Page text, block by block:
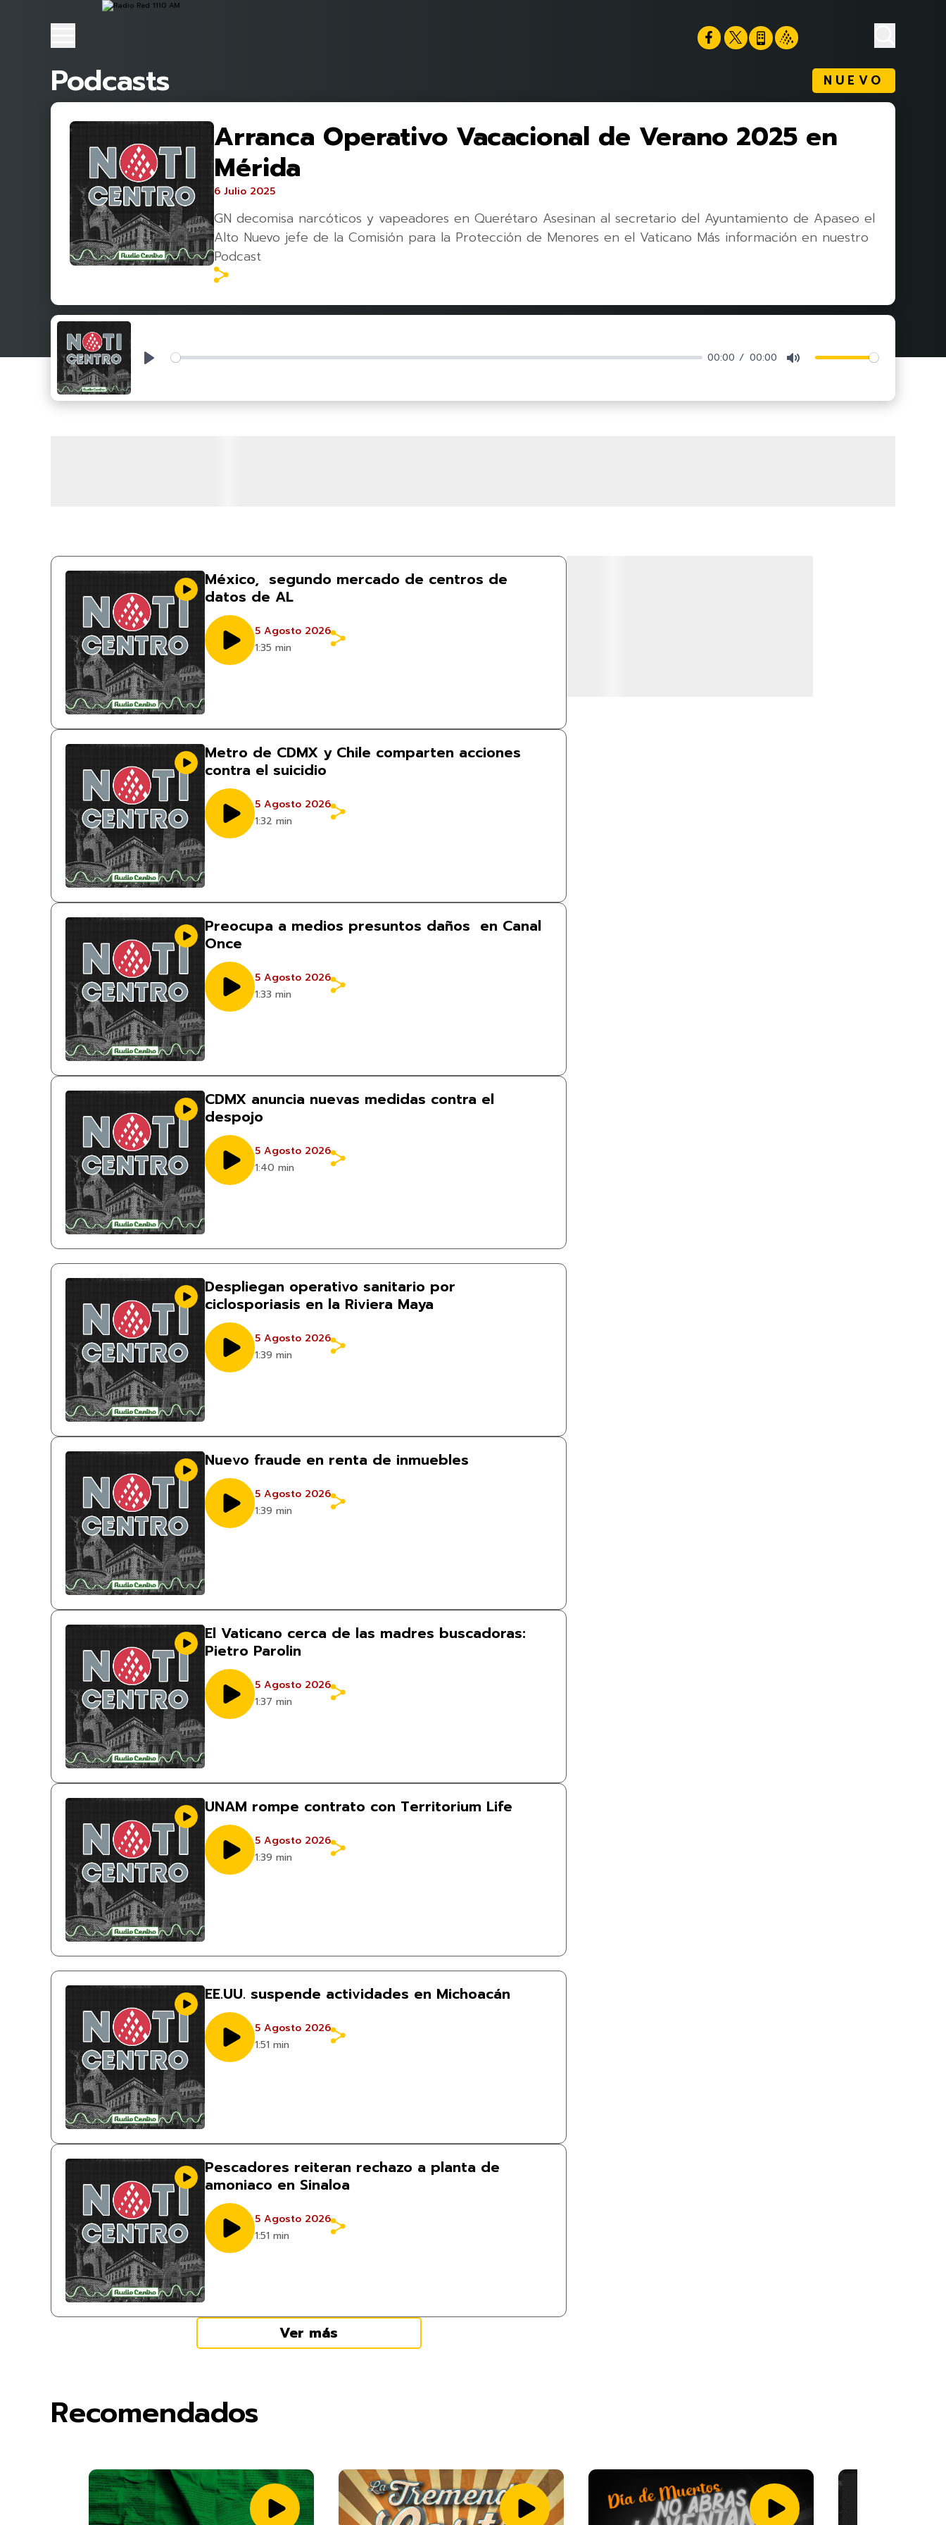
Podcasts NUEVO
Arranca Operativo Vacacional de Verano 2025 en
Mérida
6 Julio 2025
GN decomisa narcóticos y vapeadores en Querétaro Asesinan al secretario del Ayuntamiento de Apaseo el
Alto Nuevo jefe de la Comisión para la Protección de Menores en el Vaticano Más información en nuestro
Podcast
Play 00:00 00:00 Mute
México, segundo mercado de centros de
datos de AL
5 Agosto 2026
1:35 min
Metro de CDMX y Chile comparten acciones
contra el suicidio
5 Agosto 2026
1:32 min
Preocupa a medios presuntos daños en Canal
Once
5 Agosto 2026
1:33 min
CDMX anuncia nuevas medidas contra el
despojo
5 Agosto 2026
1:40 min
Despliegan operativo sanitario por
ciclosporiasis en la Riviera Maya
5 Agosto 2026
1:39 min
Nuevo fraude en renta de inmuebles
5 Agosto 2026
1:39 min
El Vaticano cerca de las madres buscadoras:
Pietro Parolin
5 Agosto 2026
1:37 min
UNAM rompe contrato con Territorium Life
5 Agosto 2026
1:39 min
EE.UU. suspende actividades en Michoacán
5 Agosto 2026
1:51 min
Pescadores reiteran rechazo a planta de
amoniaco en Sinaloa
5 Agosto 2026
1:51 min
Ver más
Recomendados